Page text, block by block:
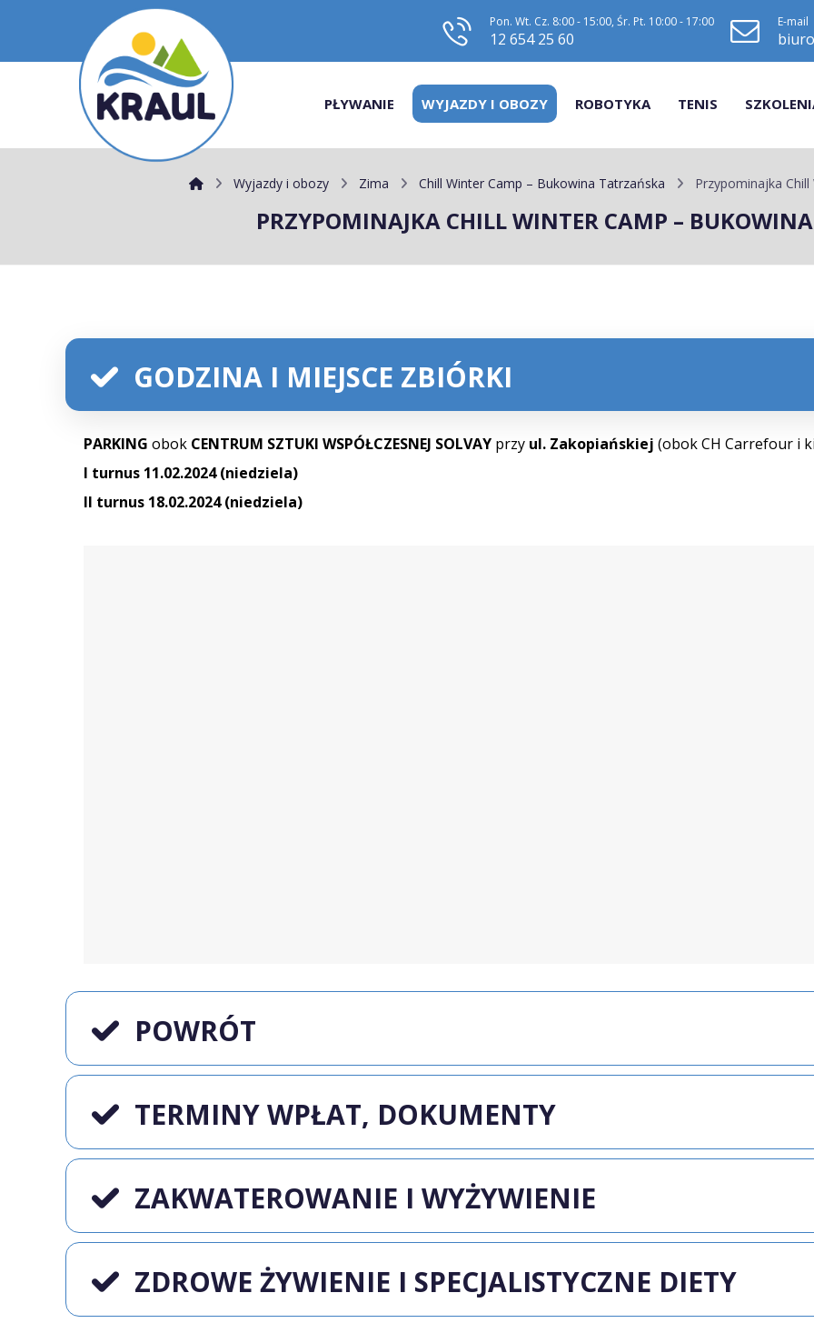
E-mail
Pon. Wt. Cz. 8:00 - 15:00, Śr. Pt. 10:00 - 17:00
12 654 25 60
PŁYWANIE WYJAZDY I OBOZY ROBOTYKA TENIS
Wyjazdy i obozy Zima Chill Winter Camp – Bukowina Tatrzańska Przypominajka
PRZYPOMINAJKA CHILL WINTER CAMP –
GODZINA I MIEJSCE ZBIÓRKI
PARKING obok CENTRUM SZTUKI WSPÓŁCZESNEJ SOLVAY przy ul. Zakopiańskiej (obok CH Carrefour i
I turnus 11.02.2024 (niedziela)
II turnus 18.02.2024 (niedziela)
POWRÓT
TERMINY WPŁAT, DOKUMENTY
ZAKWATEROWANIE I WYŻYWIENIE
ZDROWE ŻYWIENIE I SPECJALISTYCZNE DIETY